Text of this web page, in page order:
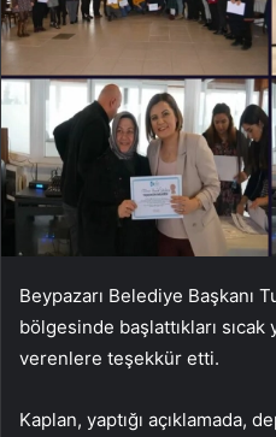
Beypazarı Belediye Başkanı
bölgesinde başlattıkları sıcak
verenlere teşekkür etti.
Kaplan, yaptığı açıklamada,